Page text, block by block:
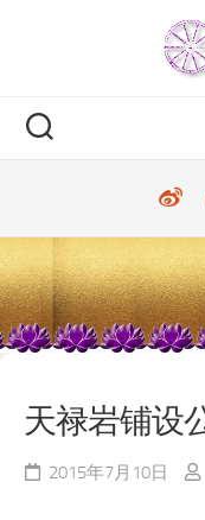
天禄岩铺设
2015年7月10日